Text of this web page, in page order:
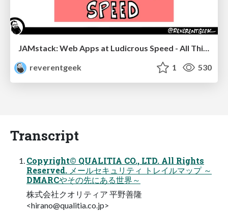
reverentgeek
1 530
Transcript
Copyright© QUALITIA CO., LTD. All Rights
Reserved. メールセキュリティ トレイルマップ ～
DMARCやその先にある世界～
株式会社クオリティア 平野善隆
<hirano@qualitia.co.jp>